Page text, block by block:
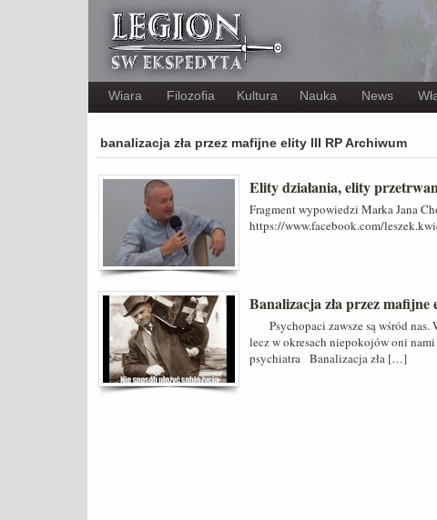
Wiara Filozofia Kultura Nauka News
banalizacja zła przez mafijne elity III RP Archiwum
Elity działania, elity
Fragment wypowiedzi Marka Jana
https://www.facebook.com/
Banalizacja zła przez
Psychopaci zawsze są wśród nas.
lecz w okresach niepokojów oni
psychiatra Banalizacja zła […]